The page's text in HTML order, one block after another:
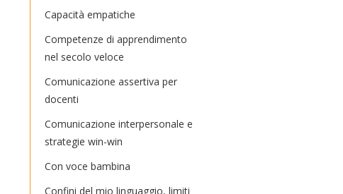
Capacità empatiche
Competenze di apprendimento
nel secolo veloce
Comunicazione assertiva per
docenti
Comunicazione interpersonale e
strategie win-win
Con voce bambina
Confini del mio linguaggio, limiti